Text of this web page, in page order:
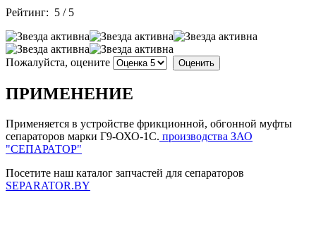
Рейтинг: 5 / 5
Пожалуйста, оцените
ПРИМЕНЕНИЕ
Применяется в устройстве фрикционной, обгонной муфты
сепараторов марки Г9-ОХО-1С. производства ЗАО
"СЕПАРАТОР"
Посетите наш каталог запчастей для сепараторов
SEPARATOR.BY